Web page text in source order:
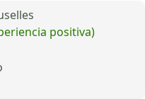
positiva)